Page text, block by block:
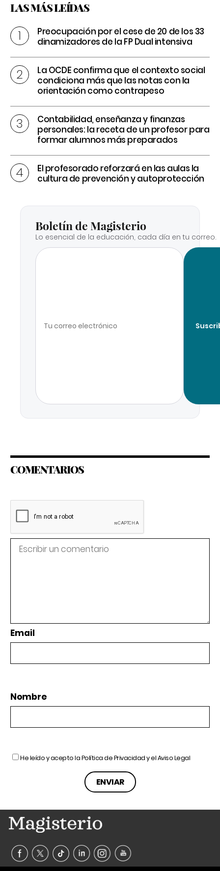
LAS MÁS LEÍDAS
Preocupación por el cese de 20 de los 33
dinamizadores de la FP Dual intensiva
La OCDE confirma que el contexto social
condiciona más que las notas con la
orientación como contrapeso
Contabilidad, enseñanza y finanzas
personales: la receta de un profesor para
formar alumnos más preparados
El profesorado reforzará en las aulas la
cultura de prevención y autoprotección
Boletín de Magisterio
Lo esencial de la educación, cada día en tu correo.
COMENTARIOS
Email
Nombre
He leído y acepto laPolítica de Privacidady elAviso Legal